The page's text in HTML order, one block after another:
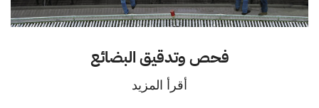
فحص وتدقيق البضائع
أقرأ المزيد